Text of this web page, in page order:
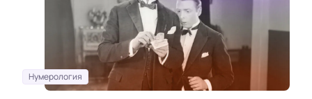
Нумерология